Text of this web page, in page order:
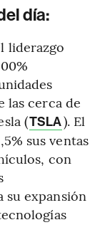
día:
liderazgo
las cerca de
(TSLA). El
sus ventas
con
su expansión